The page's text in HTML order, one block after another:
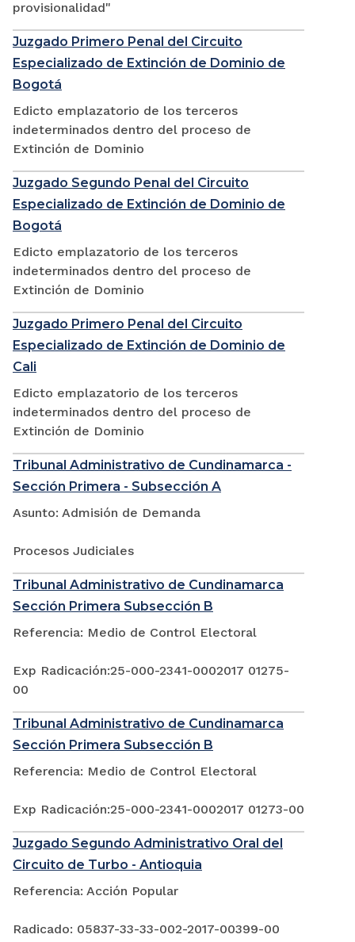
provisionalidad"
Juzgado Primero Penal del Circuito
Especializado de Extinción de Dominio de
Bogotá
Edicto emplazatorio de los terceros
indeterminados dentro del proceso de
Extinción de Dominio
Juzgado Segundo Penal del Circuito
Especializado de Extinción de Dominio de
Bogotá
Edicto emplazatorio de los terceros
indeterminados dentro del proceso de
Extinción de Dominio
Juzgado Primero Penal del Circuito
Especializado de Extinción de Dominio de
Cali
Edicto emplazatorio de los terceros
indeterminados dentro del proceso de
Extinción de Dominio
Tribunal Administrativo de Cundinamarca -
Sección Primera - Subsección A
Asunto: Admisión de Demanda
Procesos Judiciales
Tribunal Administrativo de Cundinamarca
Sección Primera Subsección B
Referencia: Medio de Control Electoral
Exp Radicación:25-000-2341-0002017 01275-
00
Tribunal Administrativo de Cundinamarca
Sección Primera Subsección B
Referencia: Medio de Control Electoral
Exp Radicación:25-000-2341-0002017 01273-00
Juzgado Segundo Administrativo Oral del
Circuito de Turbo - Antioquia
Referencia: Acción Popular
Radicado: 05837-33-33-002-2017-00399-00